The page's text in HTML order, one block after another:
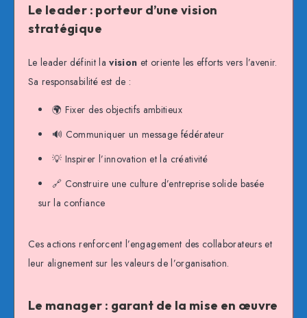
Le leader : porteur d’une vision
stratégique
Le leader définit lavision et oriente les efforts vers l’avenir.
Sa responsabilité est de :
🌍 Fixer des objectifs ambitieux
🔊 Communiquer un message fédérateur
💡 Inspirer l’innovation et la créativité
🔗 Construire une culture d’entreprise solide basée
sur la confiance
Ces actions renforcent l’engagement des collaborateurs et
leur alignement sur les valeurs de l’organisation.
Le manager : garant de la mise en œuvre